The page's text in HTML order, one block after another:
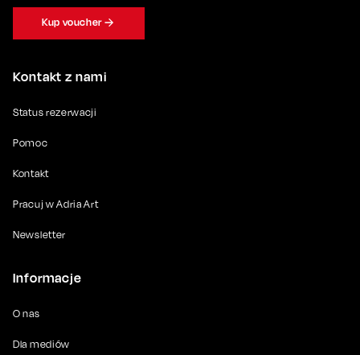
Kontakt z nami
Status rezerwacji
Pomoc
Kontakt
Pracuj w Adria Art
Newsletter
Informacje
O nas
Dla mediów
Kup voucher